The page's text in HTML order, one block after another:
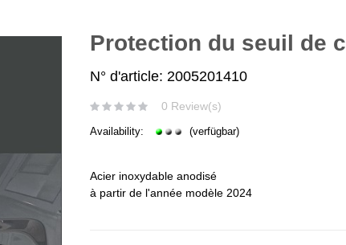
Protection du seuil de
N° d'article: 2005201410
0 Review(s)
Availability: (verfügbar)
Acier inoxydable anodisé
à partir de l'année modèle 2024